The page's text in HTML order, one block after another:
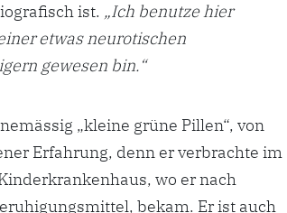
ist. „Ich benutze hier
etwas neurotischen
gewesen bin.“
„kleine grüne Pillen“, von
Erfahrung, denn er verbrachte im
wo er nach
bekam. Er ist auch